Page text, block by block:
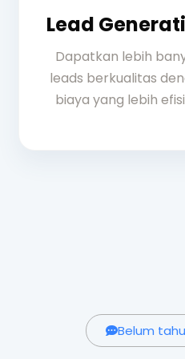
Lead
Dapatkan lebih
leads berkualitas
biaya yang lebih
Belum